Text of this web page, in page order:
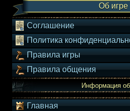
Об игре
Соглашение
Политика
Правила игры
Правила общения
Информация об
Главная